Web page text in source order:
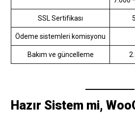
SSL Sertifikası
Ödeme sistemleri komisyonu
Bakım ve güncelleme
Hazır Sistem mi,